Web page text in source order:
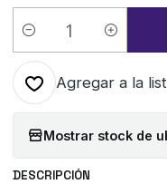
Cantidad
Agregar a la
Mostrar stock de
DESCRIPCIÓN